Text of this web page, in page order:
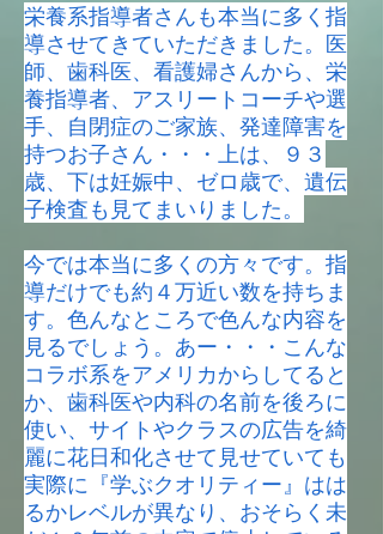
栄養系指導者さんも本当に多く指
導させてきていただきました。 医
師、歯科医、看護婦さんから、栄
養指導者、アスリートコーチや選
手、自閉症のご家族、発達障害を
持つお子さん・・・上は、９３
歳、下は妊娠中、ゼロ歳で、遺伝
子検査も見てまいりました。
今では本当に多くの方々です。指
導だけでも約４万近い数を持ちま
す。色んなところで色んな内容を
見るでしょう。あー・・・こんな
コラボ系をアメリカからしてると
か、歯科医や内科の名前を後ろに
使い、サイトやクラスの広告を綺
麗に花日和化させて見せていても
実際に『学ぶクオリティー』はは
るかレベルが異なり、おそらく未